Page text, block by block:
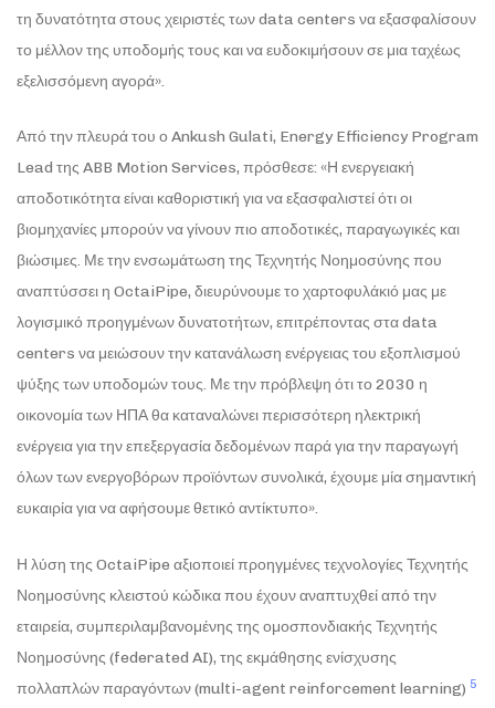
τη δυνατότητα στους χειριστές των data centers να εξασφαλίσουν
το μέλλον της υποδομής τους και να ευδοκιμήσουν σε μια ταχέως
εξελισσόμενη αγορά».
Από την πλευρά του ο Ankush Gulati, Energy Efficiency Program
Lead της ABB Motion Services, πρόσθεσε: «Η ενεργειακή
αποδοτικότητα είναι καθοριστική για να εξασφαλιστεί ότι οι
βιομηχανίες μπορούν να γίνουν πιο αποδοτικές, παραγωγικές και
βιώσιμες. Με την ενσωμάτωση της Τεχνητής Νοημοσύνης που
αναπτύσσει η OctaiPipe, διευρύνουμε το χαρτοφυλάκιό μας με
λογισμικό προηγμένων δυνατοτήτων, επιτρέποντας στα data
centers να μειώσουν την κατανάλωση ενέργειας του εξοπλισμού
ψύξης των υποδομών τους. Με την πρόβλεψη ότι το 2030 η
οικονομία των ΗΠΑ θα καταναλώνει περισσότερη ηλεκτρική
ενέργεια για την επεξεργασία δεδομένων παρά για την παραγωγή
όλων των ενεργοβόρων προϊόντων συνολικά, έχουμε μία σημαντική
ευκαιρία για να αφήσουμε θετικό αντίκτυπο».
Η λύση της OctaiPipe αξιοποιεί προηγμένες τεχνολογίες Τεχνητής
Νοημοσύνης κλειστού κώδικα που έχουν αναπτυχθεί από την
εταιρεία, συμπεριλαμβανομένης της ομοσπονδιακής Τεχνητής
Νοημοσύνης (federated AI), της εκμάθησης ενίσχυσης
πολλαπλών παραγόντων (multi-agent reinforcement learning) 5